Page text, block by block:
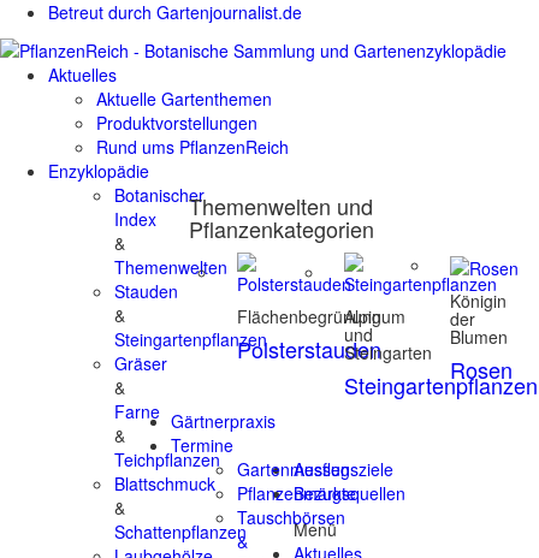
Betreut durch Gartenjournalist.de
Aktuelles
Aktuelle Gartenthemen
Produktvorstellungen
Rund ums PflanzenReich
Enzyklopädie
Botanischer
Index
&
Themenwelten
Stauden
&
Steingartenpflanzen
Gräser
&
Farne
&
Teichpflanzen
Blattschmuck
&
Schattenpflanzen
Themenwelten und
Pflanzenkategorien
Flächenbegrünung
Polsterstauden
Alpinum
und
Steingarten
Steingartenpflanzen
Königin
der
Blumen
Rosen
Gärtnerpraxis
Termine
Gartenmessen
Pflanzenmärkte
Tauschbörsen
&
Ausflugsziele
Bezugsquellen
Menü